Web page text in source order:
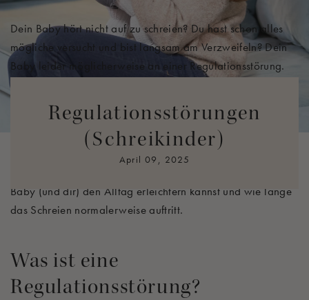
Regulationsstörungen
(Schreikinder)
April 09, 2025
Dein Baby hört nicht auf zu schreien? Du hast schon alles
mögliche versucht und bist langsam am Verzweifeln? Dein
Baby leider möglicherweise an einer Regulationsstörung.
genannt, zeichnet sich meist durch exzessives Schreien ab.
Klingt nach deinem Baby? Dieser Blogpost soll dir dabei
helfen, eine Regulationsstörung richtig einordnen zu
Baby (und dir) den Alltag erleichtern kannst und wie lange
das Schreien normalerweise auftritt.
Was ist eine
Regulationsstörung?